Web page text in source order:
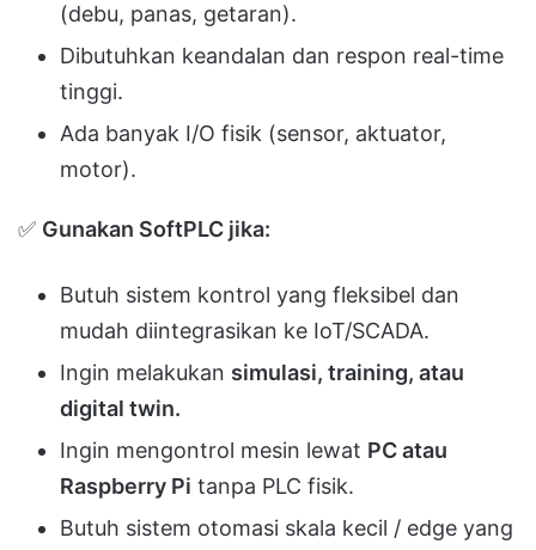
(debu, panas, getaran).
Dibutuhkan keandalan dan respon real-time
tinggi.
Ada banyak I/O fisik (sensor, aktuator,
motor).
✅ Gunakan SoftPLC jika:
Butuh sistem kontrol yang fleksibel dan
mudah diintegrasikan ke IoT/SCADA.
Ingin melakukan simulasi, training, atau
digital twin.
Ingin mengontrol mesin lewat PC atau
Raspberry Pi tanpa PLC fisik.
Butuh sistem otomasi skala kecil / edge yang